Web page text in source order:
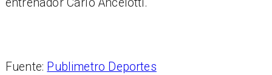
Fuente: Publimetro Deportes